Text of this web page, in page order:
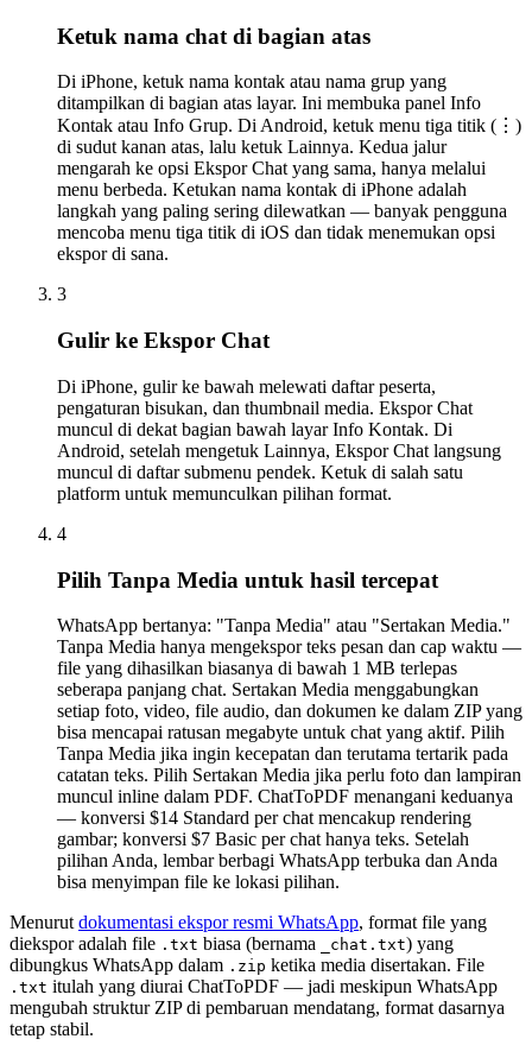
Ketuk nama chat di bagian atas
Di iPhone, ketuk nama kontak atau nama grup yang
ditampilkan di bagian atas layar. Ini membuka panel Info
Kontak atau Info Grup. Di Android, ketuk menu tiga titik (⋮)
di sudut kanan atas, lalu ketuk Lainnya. Kedua jalur
mengarah ke opsi Ekspor Chat yang sama, hanya melalui
menu berbeda. Ketukan nama kontak di iPhone adalah
langkah yang paling sering dilewatkan — banyak pengguna
mencoba menu tiga titik di iOS dan tidak menemukan opsi
ekspor di sana.
3
Gulir ke Ekspor Chat
Di iPhone, gulir ke bawah melewati daftar peserta,
pengaturan bisukan, dan thumbnail media. Ekspor Chat
muncul di dekat bagian bawah layar Info Kontak. Di
Android, setelah mengetuk Lainnya, Ekspor Chat langsung
muncul di daftar submenu pendek. Ketuk di salah satu
platform untuk memunculkan pilihan format.
4
Pilih Tanpa Media untuk hasil tercepat
WhatsApp bertanya: "Tanpa Media" atau "Sertakan Media."
Tanpa Media hanya mengekspor teks pesan dan cap waktu —
file yang dihasilkan biasanya di bawah 1 MB terlepas
seberapa panjang chat. Sertakan Media menggabungkan
setiap foto, video, file audio, dan dokumen ke dalam ZIP yang
bisa mencapai ratusan megabyte untuk chat yang aktif. Pilih
Tanpa Media jika ingin kecepatan dan terutama tertarik pada
catatan teks. Pilih Sertakan Media jika perlu foto dan lampiran
muncul inline dalam PDF. ChatToPDF menangani keduanya
— konversi $14 Standard per chat mencakup rendering
gambar; konversi $7 Basic per chat hanya teks. Setelah
pilihan Anda, lembar berbagi WhatsApp terbuka dan Anda
bisa menyimpan file ke lokasi pilihan.
Menurut dokumentasi ekspor resmi WhatsApp, format file yang
diekspor adalah file .txt biasa (bernama _chat.txt) yang
dibungkus WhatsApp dalam .zip ketika media disertakan. File
.txt itulah yang diurai ChatToPDF — jadi meskipun WhatsApp
mengubah struktur ZIP di pembaruan mendatang, format dasarnya
tetap stabil.